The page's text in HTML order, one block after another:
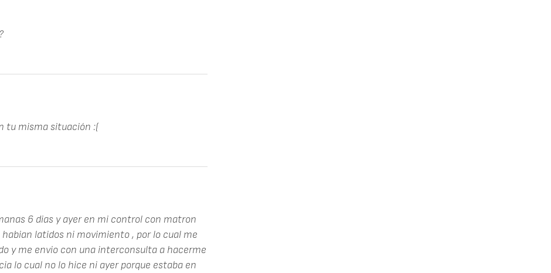
tu misma situación :(
6 dias y ayer en mi control con matron
latidos ni movimiento , por lo cual me
y me envio con una interconsulta a hacerme
lo cual no lo hice ni ayer porque estaba en